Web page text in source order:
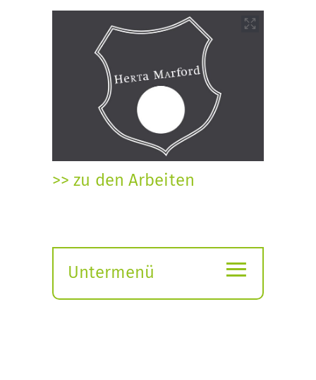
>> zu den Arbeiten
Untermenü
≡